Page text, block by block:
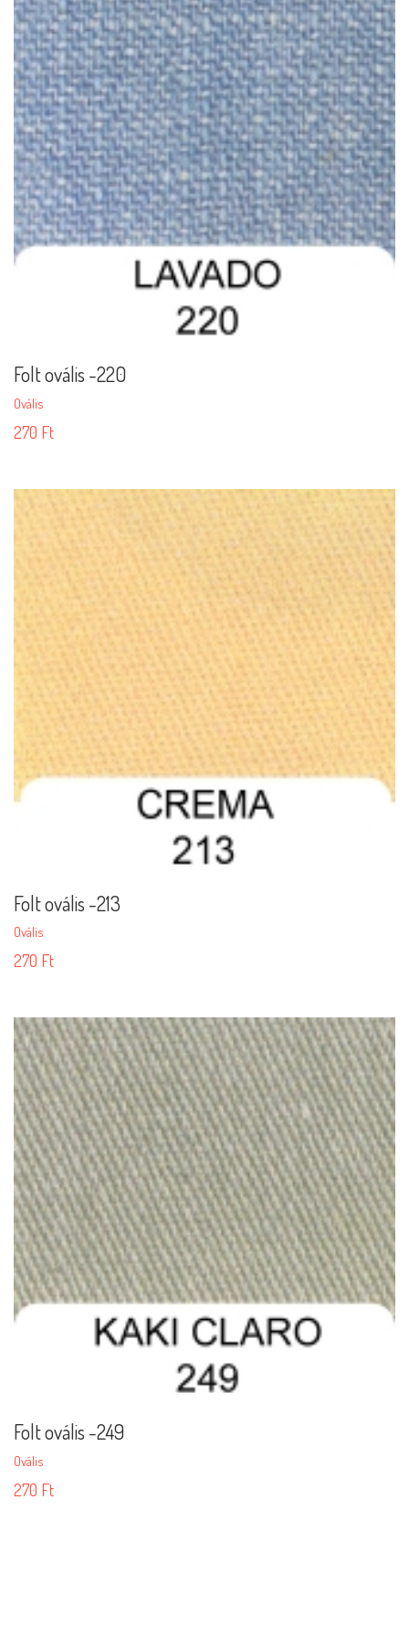
Folt ovális -220
Ovális
270 Ft
Folt ovális -213
Ovális
270 Ft
Folt ovális -249
Ovális
270 Ft